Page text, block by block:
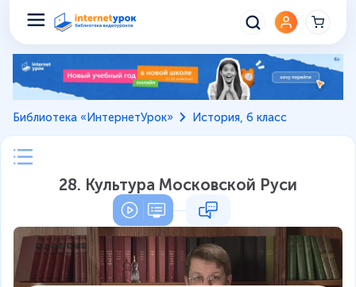
Библиотека «ИнтернетУрок» История, 6 класс
28. Культура Московской Руси